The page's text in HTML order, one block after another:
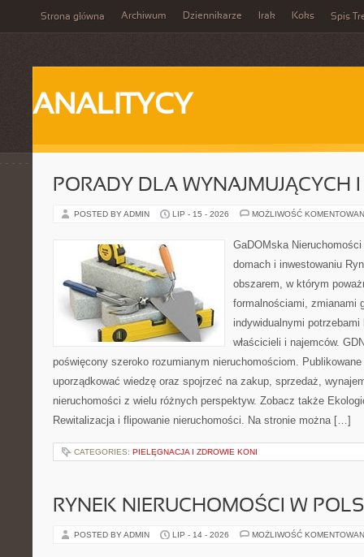
Strona główna Archiwum Dziennikarze Irak Koks Spis
ANALITYCY
PORADY DLA WYNAJMUJĄCYCH
POSTED BY ADMIN LIP - 15 - 2026 MOŻLIWOŚĆ
GaDOMska
domach i inwestowaniu
obszarem, w którym
formalnościami, zmianami
indywidualnymi
właścicieli i najemców.
poświęcony szeroko rozumianym nieruchomościom. Publikowane
uporządkować wiedzę oraz spojrzeć na zakup, sprzedaż,
nieruchomości z wielu różnych perspektyw. Zobacz także
Rewitalizacja i flipowanie nieruchomości. Na stronie można […]
CATEGORIES: PIELĘGNACJA I ZDROWIE KONI
RYNEK NIERUCHOMOŚCI W
POSTED BY ADMIN LIP - 14 - 2026 MOŻLIWOŚĆ